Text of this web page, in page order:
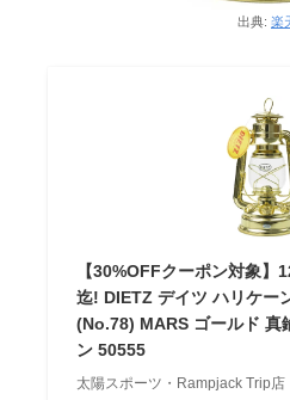
出典: 楽
【30%OFFクーポン対象
迄! DIETZ デイツ ハリケー
(No.78) MARS ゴールド 真
ン 50555
太陽スポーツ・Rampjack Trip店